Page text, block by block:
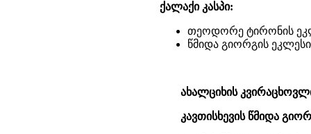
ქალაქი კასპი:
თეოდორე ტირონის
წმიდა გიორგის
ახალციხის
კავთისხევის წმიდა